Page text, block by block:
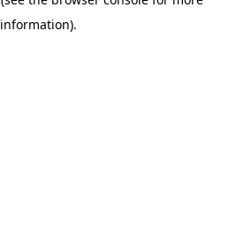
information).